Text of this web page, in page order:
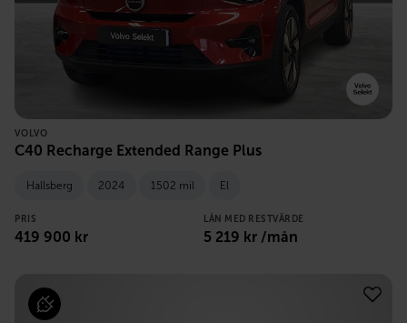
VOLVO
C40 Recharge Extended Range Plus
Hallsberg 2024 1502 mil El
PRIS
419 900 kr
LÅN MED RESTVÄRDE
5 219 kr /mån